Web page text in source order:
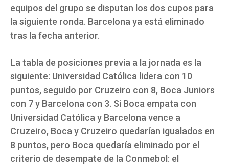
equipos del grupo se disputan los dos cupos para
la siguiente ronda. Barcelona ya está eliminado
tras la fecha anterior.
La tabla de posiciones previa a la jornada es la
siguiente: Universidad Católica lidera con 10
puntos, seguido por Cruzeiro con 8, Boca Juniors
con 7 y Barcelona con 3. Si Boca empata con
Universidad Católica y Barcelona vence a
Cruzeiro, Boca y Cruzeiro quedarían igualados en
8 puntos, pero Boca quedaría eliminado por el
criterio de desempate de la Conmebol: el